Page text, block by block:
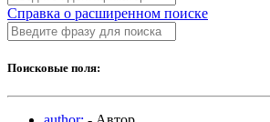
Справка о расширенном поиске
Поисковые поля: